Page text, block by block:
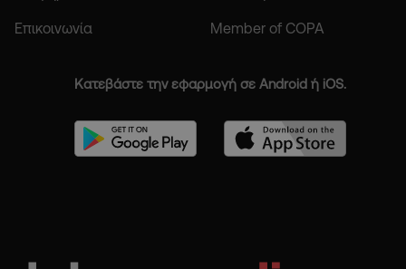
Επικοινωνία Member of COPA
Κατεβάστε την εφαρμογή σε Android ή iOS.